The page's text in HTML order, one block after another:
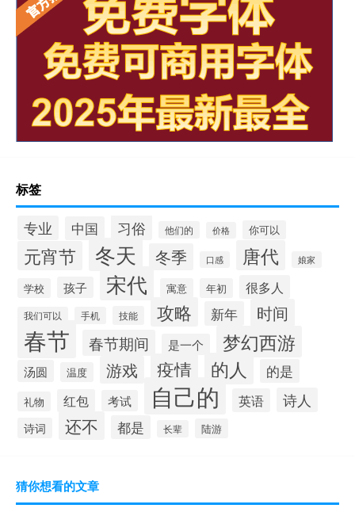
标签
专业 中国 习俗 他们的 价格 你可以
元宵节 冬天 冬季 口感 唐代 娘家
学校 孩子 宋代 寓意 年初 很多人
我们可以 手机 技能 攻略 新年 时间
春节 春节期间 是一个 梦幻西游
汤圆 温度 游戏 疫情 的人 的是
礼物 红包 考试 自己的 英语 诗人
诗词 还不 都是 长辈 陆游
猜你想看的文章